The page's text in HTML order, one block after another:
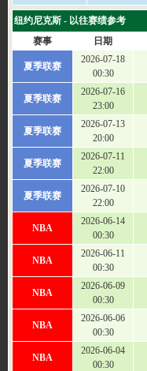
纽约尼克斯 - 以往赛绩参考
赛事
日期
夏季联赛
2026-07-18
00:30
夏季联赛
2026-07-16
23:00
夏季联赛
2026-07-13
20:00
夏季联赛
2026-07-11
22:00
夏季联赛
2026-07-10
22:00
NBA
2026-06-14
00:30
NBA
2026-06-11
00:30
NBA
2026-06-09
00:30
NBA
2026-06-06
00:30
NBA
2026-06-04
00:30